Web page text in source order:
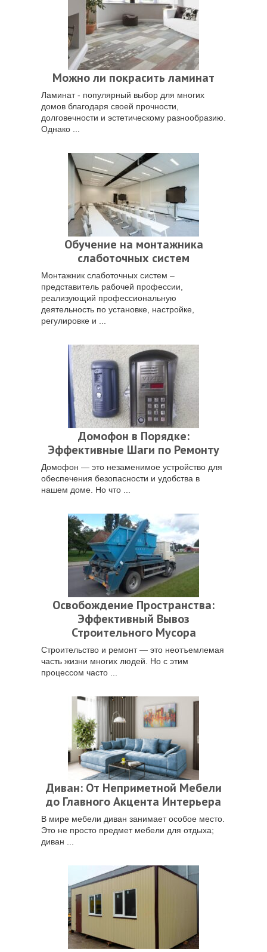
Можно ли покрасить ламинат
Ламинат - популярный выбор для многих
домов благодаря своей прочности,
долговечности и эстетическому разнообразию.
Однако ...
Обучение на монтажника
слаботочных систем
Монтажник слаботочных систем –
представитель рабочей профессии,
реализующий профессиональную
деятельность по установке, настройке,
регулировке и ...
Домофон в Порядке:
Эффективные Шаги по Ремонту
Домофон — это незаменимое устройство для
обеспечения безопасности и удобства в
нашем доме. Но что ...
Освобождение Пространства:
Эффективный Вывоз
Строительного Мусора
Строительство и ремонт — это неотъемлемая
часть жизни многих людей. Но с этим
процессом часто ...
Диван: От Неприметной Мебели
до Главного Акцента Интерьера
В мире мебели диван занимает особое место.
Это не просто предмет мебели для отдыха;
диван ...